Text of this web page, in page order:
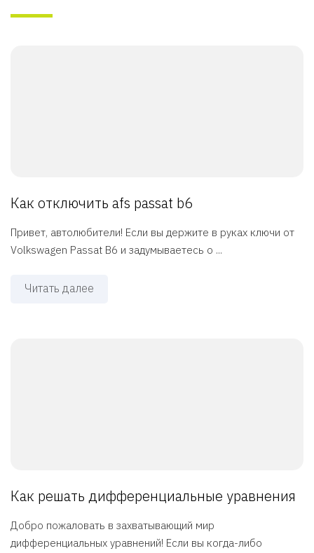
Как отключить afs passat b6
Привет, автолюбители! Если вы держите в руках ключи от
Volkswagen Passat B6 и задумываетесь о ...
Читать далее
Как решать дифференциальные уравнения
Добро пожаловать в захватывающий мир
дифференциальных уравнений! Если вы когда-либо